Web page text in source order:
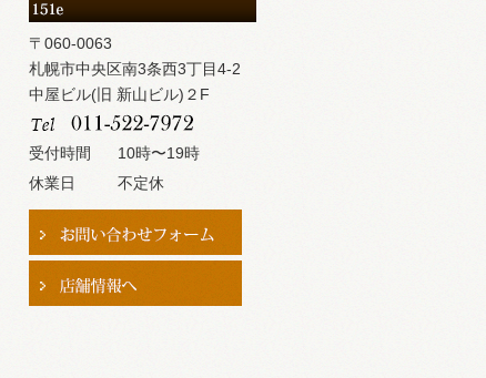
〒060-0063
札幌市中央区南3条西3丁目4-2
中屋ビル(旧 新山ビル)２F
受付時間
10時〜19時
休業日
不定休